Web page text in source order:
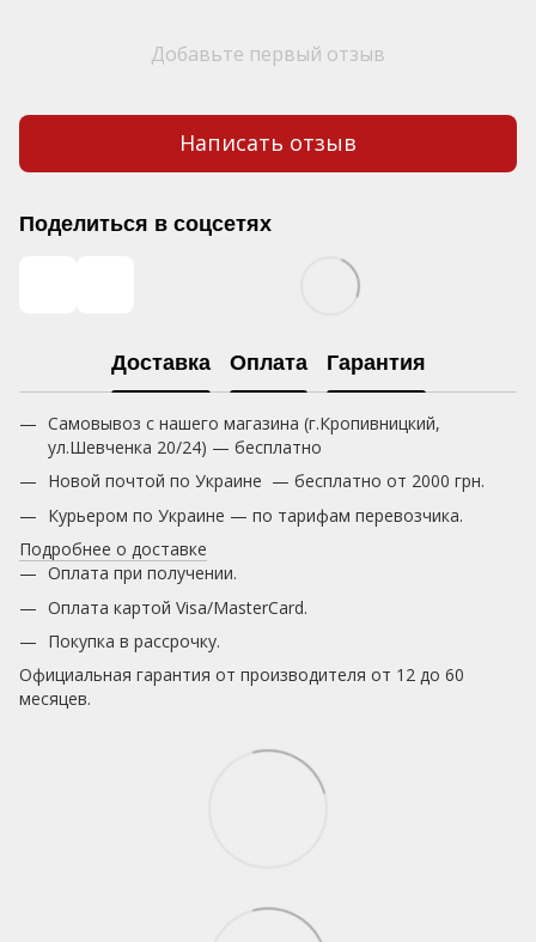
Добавьте первый отзыв
Написать отзыв
Поделиться в соцсетях
Доставка Оплата Гарантия
Самовывоз с нашего магазина (г.Кропивницкий,
ул.Шевченка 20/24) — бесплатно
Новой почтой по Украине — бесплатно от 2000 грн.
Курьером по Украине — по тарифам перевозчика.
Подробнее о доставке
Оплата при получении.
Оплата картой Visa/MasterCard.
Покупка в рассрочку.
Официальная гарантия от производителя от 12 до 60
месяцев.